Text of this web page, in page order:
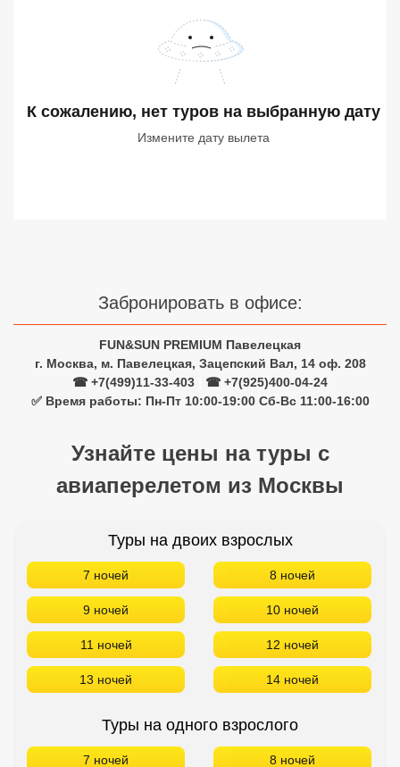
К сожалению, нет туров на выбранную дату
Измените дату вылета
Забронировать в офисе:
FUN&SUN PREMIUM Павелецкая
г. Москва, м. Павелецкая, Зацепский Вал, 14 оф. 208
☎ +7(499)11-33-403
☎ +7(925)400-04-24
✅ Время работы: Пн-Пт 10:00-19:00 Сб-Вс 11:00-16:00
Узнайте цены на туры с
авиаперелетом из Москвы
Туры на двоих взрослых
7 ночей 8 ночей
9 ночей 10 ночей
11 ночей 12 ночей
13 ночей 14 ночей
Туры на одного взрослого
7 ночей 8 ночей
Недорогие отели 3*
Сетевые отели Вьетнама
Сетевые отели Бали
Сетевые отели Сейшел
Сетевые отели Маврикия